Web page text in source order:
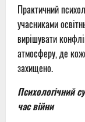
Практичний
учасниками
вирішувати
атмосферу, де
захищено.
Психологічний
час війни